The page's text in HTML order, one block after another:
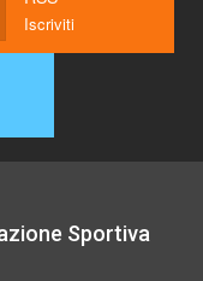
Iscriviti
Sportiva